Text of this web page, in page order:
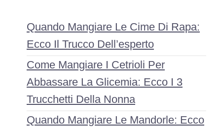
Quando Mangiare Le Cime Di Rapa:
Ecco Il Trucco Dell’esperto
Come Mangiare I Cetrioli Per
Abbassare La Glicemia: Ecco I 3
Trucchetti Della Nonna
Quando Mangiare Le Mandorle: Ecco